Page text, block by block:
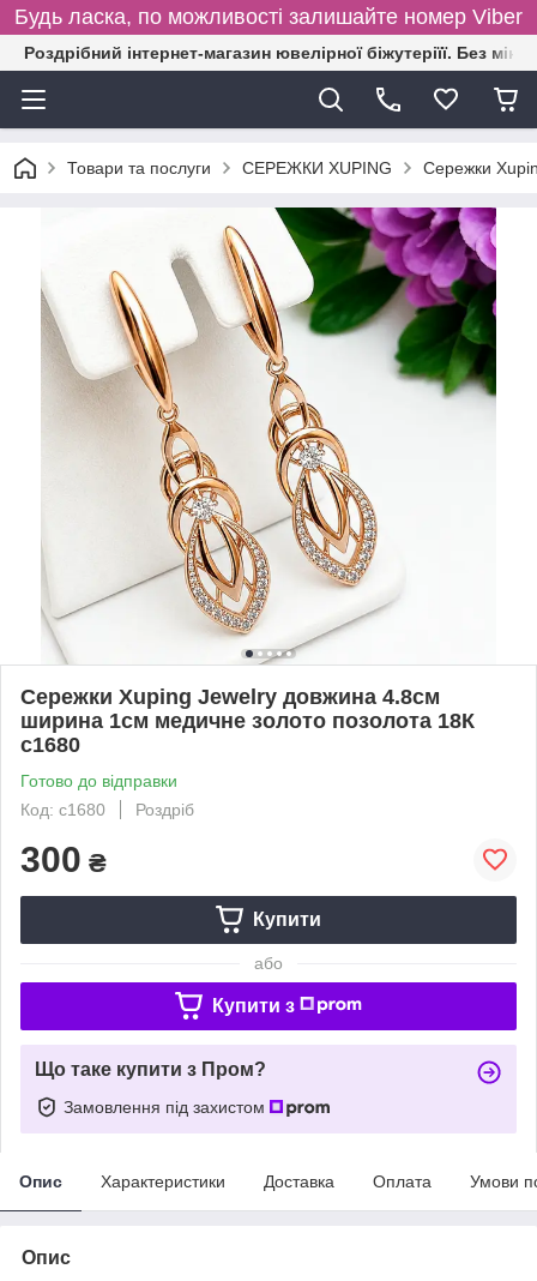
Будь ласка, по можливості залишайте номер Viber
Роздрібний інтернет-магазин ювелірної біжутеріїї. Без
Товари та послуги СЕРЕЖКИ XUPING Сережки
Сережки Xuping Jewelry довжина 4.8см
ширина 1см медичне золото позолота 18К
с1680
Готово до відправки
Код: с1680
Роздріб
300 ₴
Купити
або
Купити з
Що таке купити з Пром?
Замовлення під захистом
Опис Характеристики Доставка Оплата Умови
Опис